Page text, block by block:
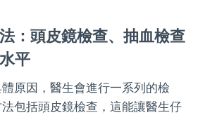
：頭皮鏡檢查、抽血檢查
平
原因，醫生會進行一系列的檢
包括頭皮鏡檢查，這能讓醫生仔